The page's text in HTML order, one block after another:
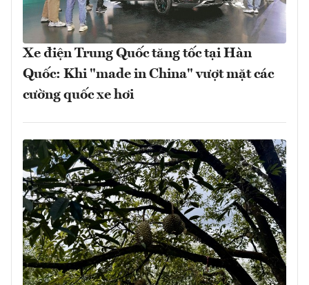
Xe điện Trung Quốc tăng tốc tại Hàn
Quốc: Khi "made in China" vượt mặt các
cường quốc xe hơi